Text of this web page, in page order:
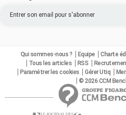
Qui sommes-nous ? Equipe Charte
Tous les articles
RSS
Paramétrer les cookies
Gérer Utiq
© 2026 CCM